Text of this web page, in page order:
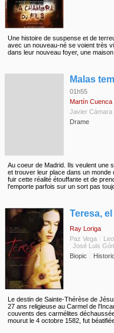
Une histoire de suspense et de
avec un nouveau-né se voient très
dans leur nouveau foyer, une maison
Malas
01h55
Martín Cuenca
Javier Cámara
Drame
Au coeur de Madrid. Ils veulent une
et trouver leur place dans un monde
fuir cette réalité étouffante et de
l'emporte parfois sur un sort pas
Teresa,
Ray Loriga
Paz Vega
José Luis
Biopic
Le destin de Sainte-Thérèse de
27 ans religieuse au Carmel de
couvents des carmélites
mourut le 4 octobre 1582, fut